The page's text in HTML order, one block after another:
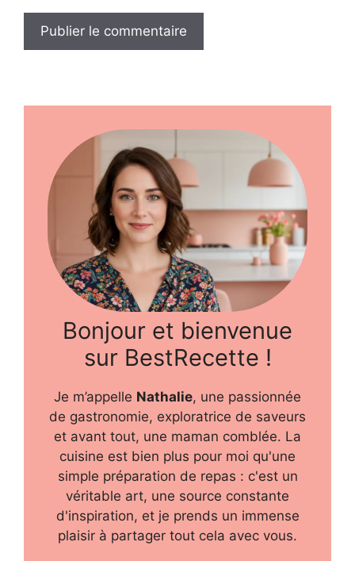
Bonjour et bienvenue
sur BestRecette !
Je m’appelle Nathalie, une passionnée
de gastronomie, exploratrice de saveurs
et avant tout, une maman comblée. La
cuisine est bien plus pour moi qu'une
simple préparation de repas : c'est un
véritable art, une source constante
d'inspiration, et je prends un immense
plaisir à partager tout cela avec vous.